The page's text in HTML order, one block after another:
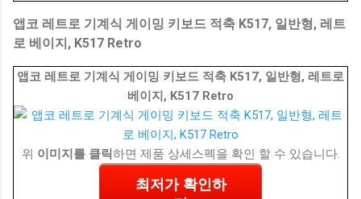
앱코 레트로 기계식 게이밍 키보드 적축 K517, 일반형, 레트
로 베이지, K517 Retro
앱코 레트로 기계식 게이밍 키보드 적축 K517, 일반형, 레트로
베이지, K517 Retro
위 이미지를 클릭하면 제품 상세스펙을 확인 할 수 있습니다.
최저가 확인하